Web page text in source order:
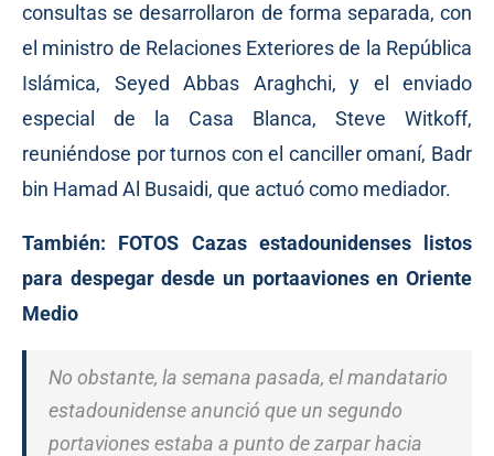
consultas se desarrollaron de forma separada, con
el ministro de Relaciones Exteriores de la República
Islámica, Seyed Abbas Araghchi, y el enviado
especial de la Casa Blanca, Steve Witkoff,
reuniéndose por turnos con el canciller omaní, Badr
bin Hamad Al Busaidi, que actuó como mediador.
También: FOTOS Cazas estadounidenses listos
para despegar desde un portaaviones en Oriente
Medio
No obstante, la semana pasada, el mandatario
estadounidense anunció que un segundo
portaviones estaba a punto de zarpar hacia